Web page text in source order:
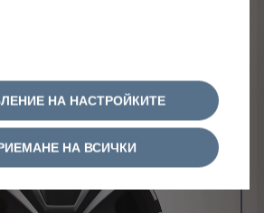
НА НАСТРОЙКИТЕ
НА ВСИЧКИ